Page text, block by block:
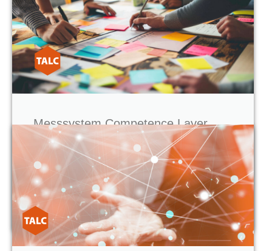
Messsystem Competence Layer
Kompetenzen sichtbar machen – Potenziale
nutzen, Team gezielt weiterentwickeln.
Mehr erfahren >